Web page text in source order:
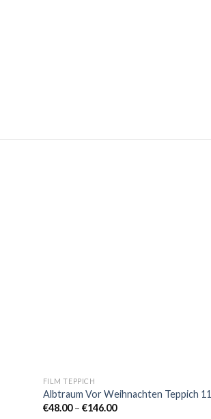
FILM TEPPICH
Albtraum Vor Weihnachten Teppich 11
€48.00 – €146.00Preisspanne: